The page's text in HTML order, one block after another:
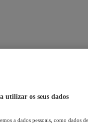
utilizar os seus dados
a dados pessoais, como dados